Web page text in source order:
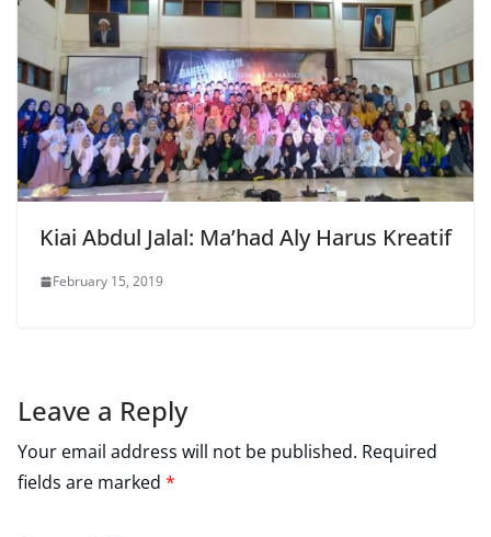
Kiai Abdul Jalal: Ma’had Aly Harus Kreatif
February 15, 2019
Leave a Reply
Your email address will not be published. Required
fields are marked *